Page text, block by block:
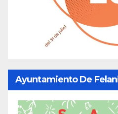
Ayuntamiento De